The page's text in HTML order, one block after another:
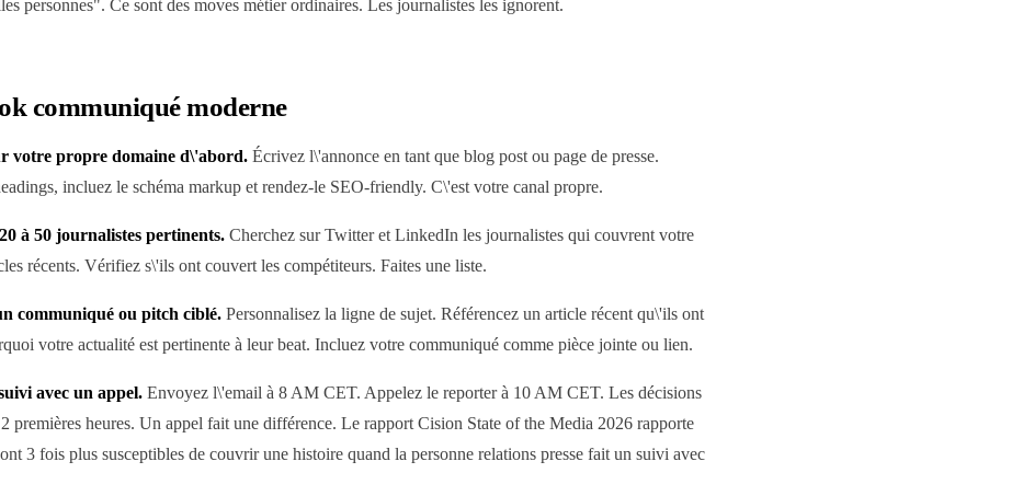
personnes". Ce sont des moves métier ordinaires. Les journalistes les ignorent.
communiqué moderne
votre propre domaine d\'abord. Écrivez l\'annonce en tant que blog post ou page de presse.
incluez le schéma markup et rendez-le SEO-friendly. C\'est votre canal propre.
à 50 journalistes pertinents. Cherchez sur Twitter et LinkedIn les journalistes qui couvrent votre
récents. Vérifiez s\'ils ont couvert les compétiteurs. Faites une liste.
communiqué ou pitch ciblé. Personnalisez la ligne de sujet. Référencez un article récent qu\'ils ont
votre actualité est pertinente à leur beat. Incluez votre communiqué comme pièce jointe ou lien.
avec un appel. Envoyez l\'email à 8 AM CET. Appelez le reporter à 10 AM CET. Les décisions
premières heures. Un appel fait une différence. Le rapport Cision State of the Media 2026 rapporte
3 fois plus susceptibles de couvrir une histoire quand la personne relations presse fait un suivi avec